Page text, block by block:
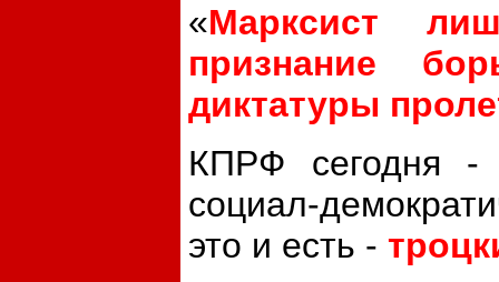
«Марксист
признание
диктатуры
КПРФ сегодня -
социал-
это и есть -